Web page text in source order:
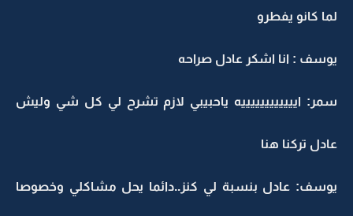
لما كانو يفطرو
يوسف : انا اشكر عادل صراحه
سمر: اييييييييييييه ياحبيبي لازم تشرح لي كل شي وليش
عادل تركنا هنا
يوسف: عادل بنسبة لي كنز..دائما يحل مشاكلي وخصوصا